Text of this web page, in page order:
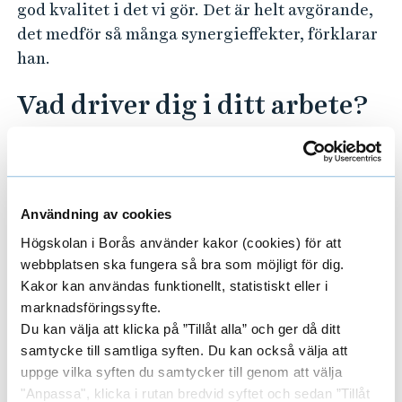
Användning av cookies
Högskolan i Borås använder kakor (cookies) för att
webbplatsen ska fungera så bra som möjligt för dig.
Kakor kan användas funktionellt, statistiskt eller i
marknadsföringssyfte.
Du kan välja att klicka på ”Tillåt alla” och ger då ditt
samtycke till samtliga syften. Du kan också välja att
uppge vilka syften du samtycker till genom att välja
"Anpassa", klicka i rutan bredvid syftet och sedan ”Tillåt
god kvalitet i det vi gör. Det är helt avgörande,
det medför så många synergieffekter, förklarar
han.
Vad driver dig i ditt arbete?
aspekterna, patientmöten och sådant som rör
kunskapsorganisation som är i ständig
utveckling. Sjukvården är en av de största
pedagogiska organisationerna vi har i
samhället, efter utbildningssektorn. Den
vetskapen bär jag stolt med mig, och det är del
av den inställning som genomsyrar mitt arbete
– hur viktigt det är med fortsatt lärande.